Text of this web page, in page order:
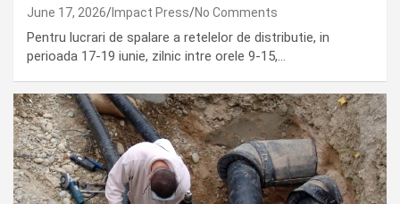
June 17, 2026 Impact Press No Comments
Pentru lucrari de spalare a retelelor de distributie, in
perioada 17-19 iunie, zilnic intre orele 9-15,…